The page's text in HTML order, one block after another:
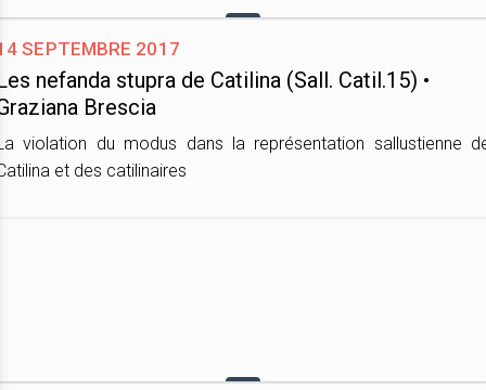
septembre 2017
nefanda stupra de Catilina (Sall. Catil.15) •
Brescia
violation du modus dans la représentation sallustienne
et des catilinaires